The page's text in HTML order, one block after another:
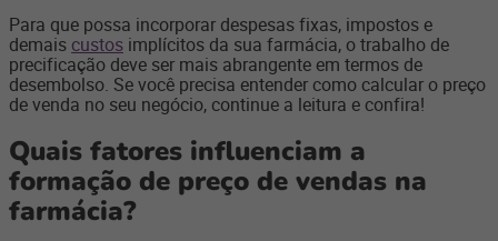
Para que possa incorporar despesas fixas, impostos e
demais custos implícitos da sua farmácia, o trabalho de
precificação deve ser mais abrangente em termos de
desembolso. Se você precisa entender como calcular o preço
de venda no seu negócio, continue a leitura e confira!
Quais fatores influenciam a
formação de preço de vendas na
farmácia?